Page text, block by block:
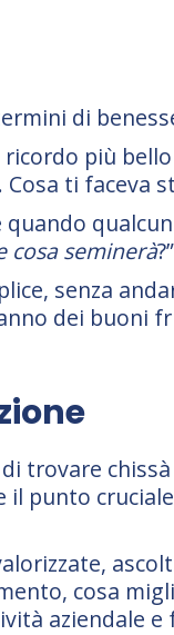
di
ricordo più
ti faceva
quando
cosa seminerà?”
senza
dei buoni
trovare
punto
cosa
aziendale